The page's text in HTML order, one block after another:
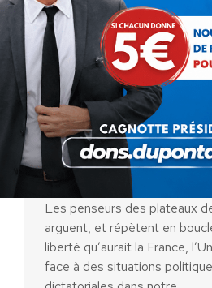
Des amendements
particulier) qui
volonté d’une
numérique
Actualités ParLionel
18 septembre 2023
Les penseurs des plateaux
arguent, et répètent en
liberté qu’aurait la France,
face à des situations